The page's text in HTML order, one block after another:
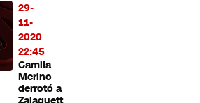
29-
11-
2020
22:45
Camila
Merino
derrotó a